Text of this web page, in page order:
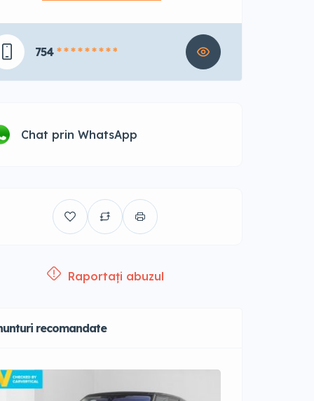
754 * * * * * * * * *
Chat prin WhatsApp
Raportați abuzul
recomandate